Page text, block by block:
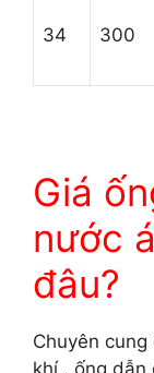
34 300
Giá
nước
đâu?
Chuyên
khí , ống dẫn